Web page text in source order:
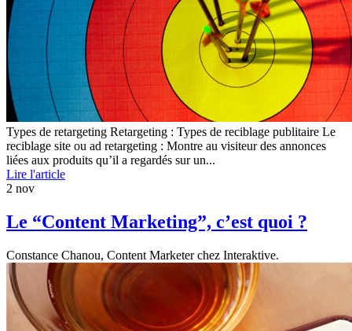
Types de retargeting Retargeting : Types de reciblage publitaire Le
reciblage site ou ad retargeting : Montre au visiteur des annonces
liées aux produits qu’il a regardés sur un...
Lire l'article
2 nov
Le “Content Marketing”, c’est quoi ?
Constance Chanou, Content Marketer chez Interaktive.